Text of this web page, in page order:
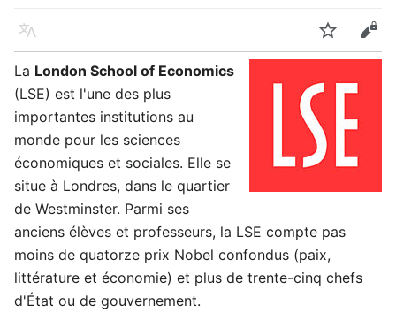
Langue Suivre
La London School of Economics
(LSE) est l'une des plus
importantes institutions au
monde pour les sciences
économiques et sociales. Elle se
situe à Londres, dans le quartier
de Westminster. Parmi ses
anciens élèves et professeurs, la LSE compte pas
moins de quatorze prix Nobel confondus (paix,
littérature et économie) et plus de trente-cinq chefs
d'État ou de gouvernement.